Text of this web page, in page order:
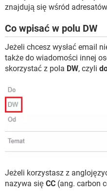
znajdują się wśród
Co wpisać w polu DW
Jeżeli chcesz wysłać email
także do wiadomości innej
skorzystać z pola DW, czyli
Jeżeli korzystasz z
nazywa się CC (ang. carbon